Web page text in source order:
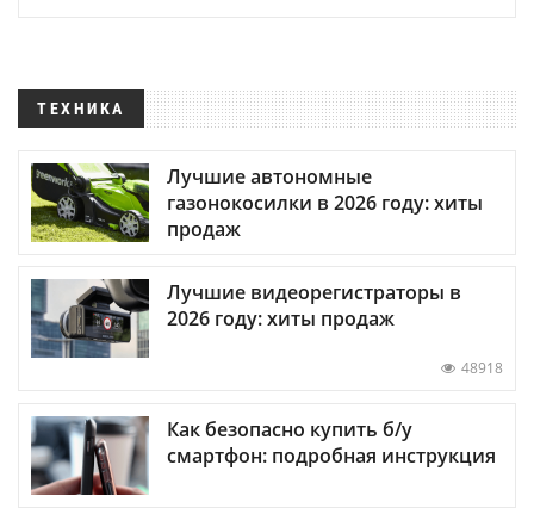
ТЕХНИКА
Лучшие автономные
газонокосилки в 2026 году: хиты
продаж
Лучшие видеорегистраторы в
2026 году: хиты продаж
48918
Как безопасно купить б/у
смартфон: подробная инструкция